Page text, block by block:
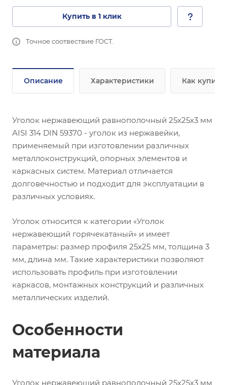
Купить в 1 клик
Точное соотвествие ГОСТ.
Описание Характеристики Как купить
Уголок нержавеющий равнополочный 25х25х3 мм
AISI 314 DIN 59370 - уголок из нержавейки,
применяемый при изготовлении различных
металлоконструкций, опорных элементов и
каркасных систем. Материал отличается
долговечностью и подходит для эксплуатации в
различных условиях.
Уголок относится к категории «Уголок
нержавеющий горячекатаный» и имеет
параметры: размер профиля 25х25 мм, толщина 3
мм, длина мм. Такие характеристики позволяют
использовать профиль при изготовлении
каркасов, монтажных конструкций и различных
металлических изделий.
Особенности
материала
Уголок нержавеющий равнополочный 25х25х3 мм